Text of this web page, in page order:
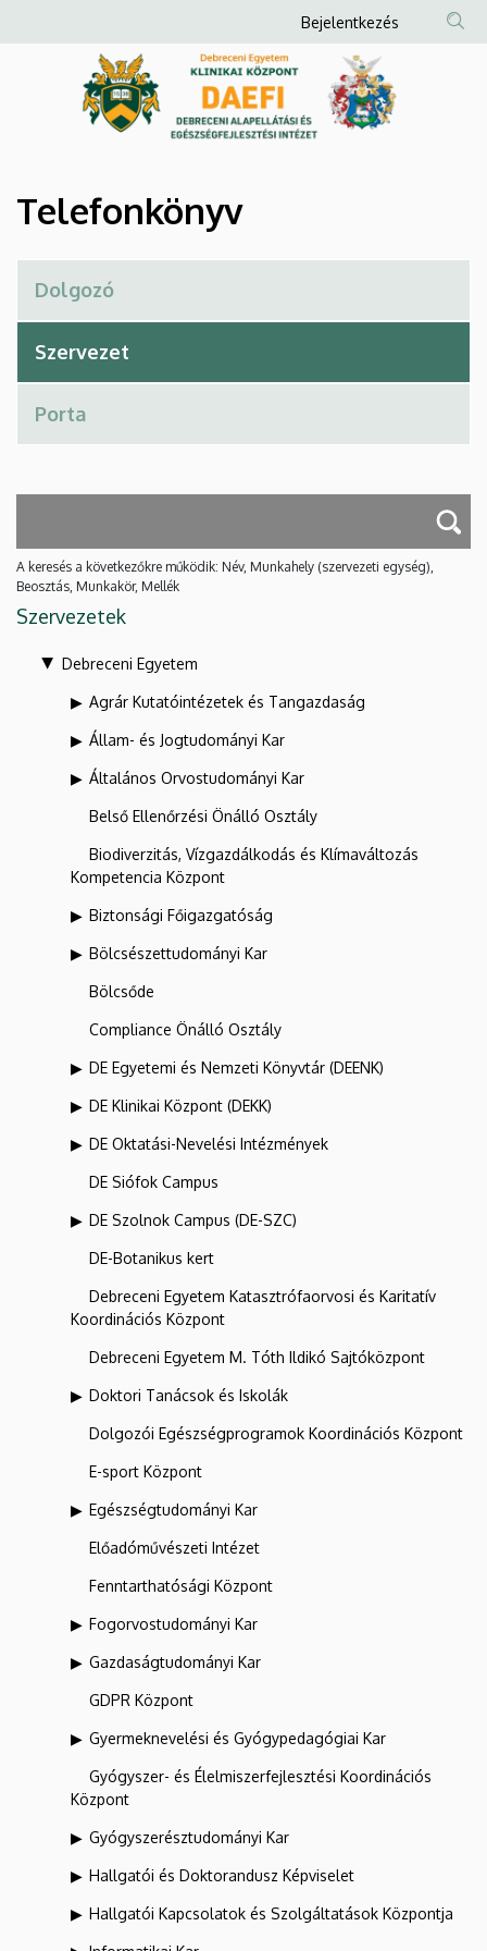
Debreceni
és
Egészségfejlesztési
Intézet
a
Anonim
Felhasználói
fiók
menüje
Bejelentkezés
Telefonkönyv
A keresés a következőkre működik: Név, Munkahely (szervezeti egység),
Beosztás, Munkakör, Mellék
Szervezetek
Debreceni Egyetem
Agrár Kutatóintézetek és Tangazdaság
Állam- és Jogtudományi Kar
Általános Orvostudományi Kar
Belső Ellenőrzési Önálló Osztály
Biodiverzitás, Vízgazdálkodás és Klímaváltozás
Kompetencia Központ
Biztonsági Főigazgatóság
Bölcsészettudományi Kar
Bölcsőde
Compliance Önálló Osztály
DE Egyetemi és Nemzeti Könyvtár (DEENK)
DE Klinikai Központ (DEKK)
DE Oktatási-Nevelési Intézmények
DE Siófok Campus
DE Szolnok Campus (DE-SZC)
DE-Botanikus kert
Debreceni Egyetem Katasztrófaorvosi és Karitatív
Koordinációs Központ
Debreceni Egyetem M. Tóth Ildikó Sajtóközpont
Doktori Tanácsok és Iskolák
Dolgozói Egészségprogramok Koordinációs Központ
E-sport Központ
Egészségtudományi Kar
Előadóművészeti Intézet
Fenntarthatósági Központ
Fogorvostudományi Kar
Gazdaságtudományi Kar
GDPR Központ
Gyermeknevelési és Gyógypedagógiai Kar
Gyógyszer- és Élelmiszerfejlesztési Koordinációs
Központ
Gyógyszerésztudományi Kar
Hallgatói és Doktorandusz Képviselet
Hallgatói Kapcsolatok és Szolgáltatások Központja